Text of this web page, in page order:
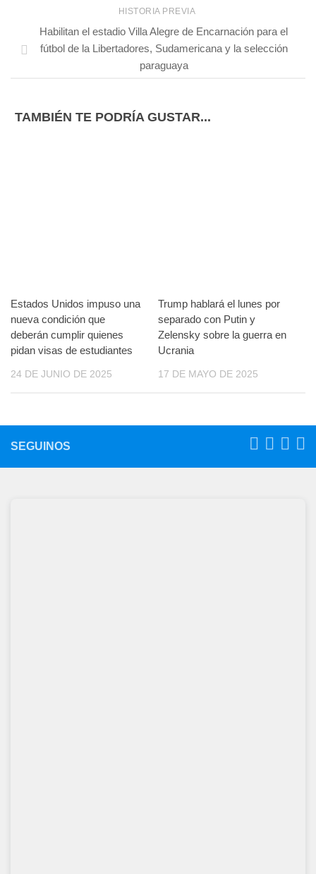
HISTORIA PREVIA
Habilitan el estadio Villa Alegre de Encarnación para el
fútbol de la Libertadores, Sudamericana y la selección
paraguaya
TAMBIÉN TE PODRÍA GUSTAR...
Estados Unidos impuso una
nueva condición que
deberán cumplir quienes
pidan visas de estudiantes
24 DE JUNIO DE 2025
Trump hablará el lunes por
separado con Putin y
Zelensky sobre la guerra en
Ucrania
17 DE MAYO DE 2025
SEGUINOS